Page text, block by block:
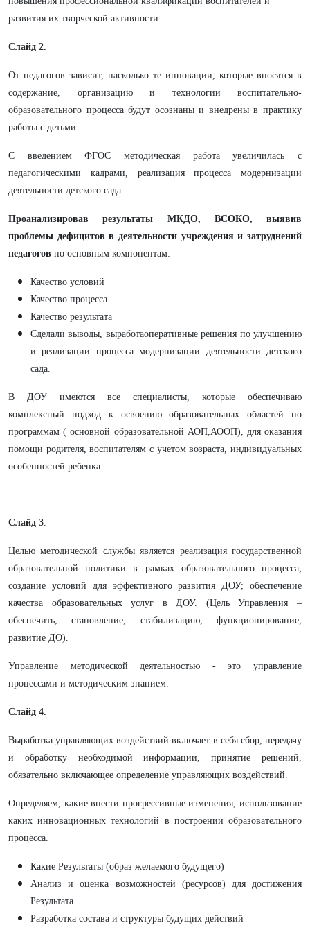
развития их творческой активности.
Слайд 2.
От педагогов зависит, насколько те инновации, которые вносятся в
содержание, организацию и технологии воспитательно-
образовательного процесса будут осознаны и внедрены в практику
работы с детьми.
С введением ФГОС методическая работа увеличилась с
педагогическими кадрами, реализация процесса модернизации
деятельности детского сада.
Проанализировав результаты МКДО, ВСОКО, выявив
проблемы дефицитов в деятельности учреждения и затруднений
педагогов по основным компонентам:
Качество условий
Качество процесса
Качество результата
Сделали выводы, выработаоперативные решения по улучшению
и реализации процесса модернизации деятельности детского
сада.
В ДОУ имеются все специалисты, которые обеспечиваю
комплексный подход к освоению образовательных областей по
программам ( основной образовательной АОП,АООП), для оказания
помощи родителя, воспитателям с учетом возраста, индивидуальных
особенностей ребенка.
Слайд 3.
Целью методической службы является реализация государственной
образовательной политики в рамках образовательного процесса;
создание условий для эффективного развития ДОУ; обеспечение
качества образовательных услуг в ДОУ. (Цель Управления –
обеспечить, становление, стабилизацию, функционирование,
развитие ДО).
Управление методической деятельностью - это управление
процессами и методическим знанием.
Слайд 4.
Выработка управляющих воздействий включает в себя сбор, передачу
и обработку необходимой информации, принятие решений,
обязательно включающее определение управляющих воздействий.
Определяем, какие внести прогрессивные изменения, использование
каких инновационных технологий в построении образовательного
процесса.
Какие Результаты (образ желаемого будущего)
Анализ и оценка возможностей (ресурсов) для достижения
Результата
Разработка состава и структуры будущих действий